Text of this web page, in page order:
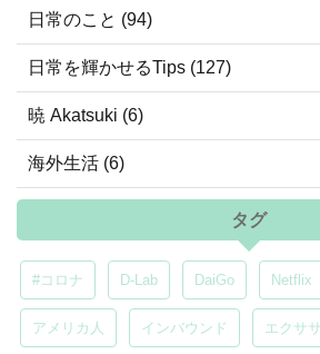
日常のこと (94)
日常を輝かせるTips (127)
暁 Akatsuki (6)
海外生活 (6)
タグ
#コロナ D-Lab DaiGo Netflix
アメリカ人 インバウンド エクサ